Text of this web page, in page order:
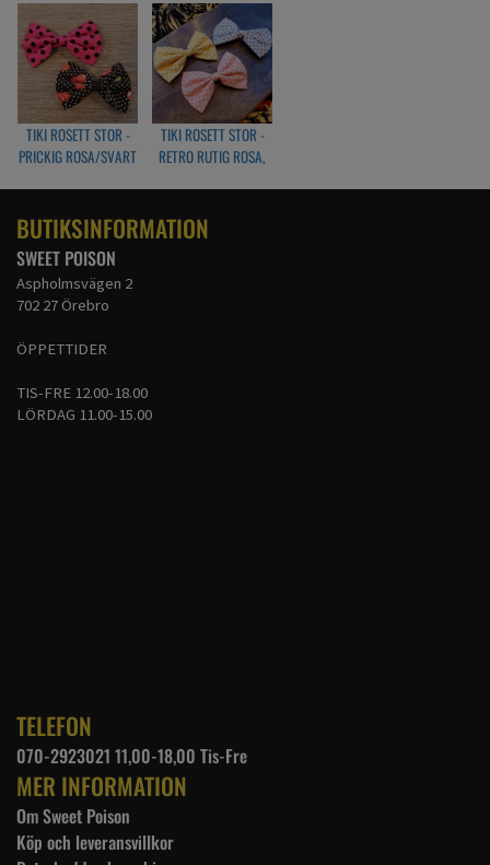
TIKI ROSETT STOR -
PRICKIG ROSA/SVART
TIKI ROSETT STOR -
RETRO RUTIG ROSA,
BUTIKSINFORMATION
SWEET POISON
Aspholmsvägen 2
702 27 Örebro
ÖPPETTIDER
TIS-FRE 12.00-18.00
LÖRDAG 11.00-15.00
TELEFON
070-2923021 11,00-18,00 Tis-Fre
MER INFORMATION
Om Sweet Poison
Köp och leveransvillkor